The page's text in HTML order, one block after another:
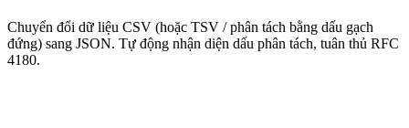
Chuyển đổi dữ liệu CSV (hoặc TSV / phân tách bằng dấu gạch
đứng) sang JSON. Tự động nhận diện dấu phân tách, tuân thủ RFC
4180.